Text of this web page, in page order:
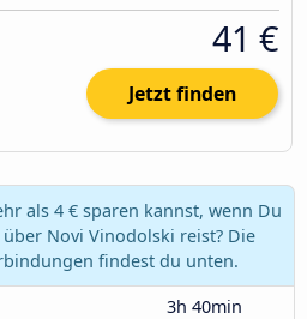
41 €
Jetzt finden
als 4 € sparen kannst, wenn Du
Novi Vinodolski reist? Die
findest du unten.
3h 40min